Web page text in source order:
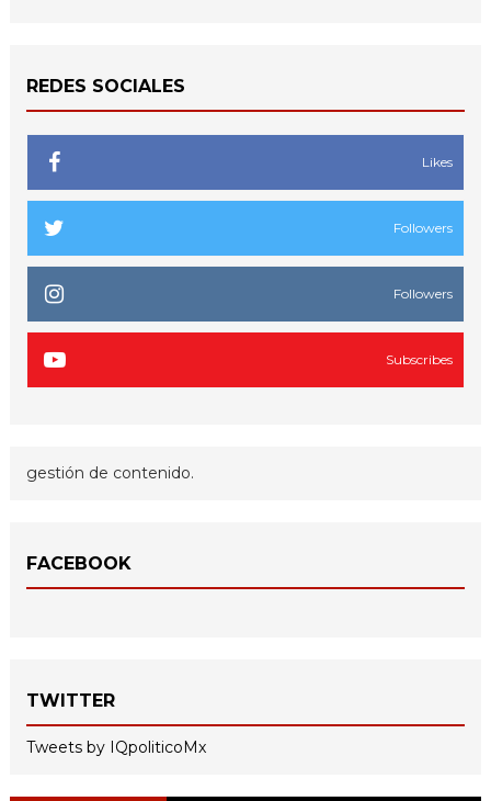
REDES SOCIALES
Likes
Followers
Followers
Subscribes
gestión de contenido.
FACEBOOK
TWITTER
Tweets by IQpoliticoMx